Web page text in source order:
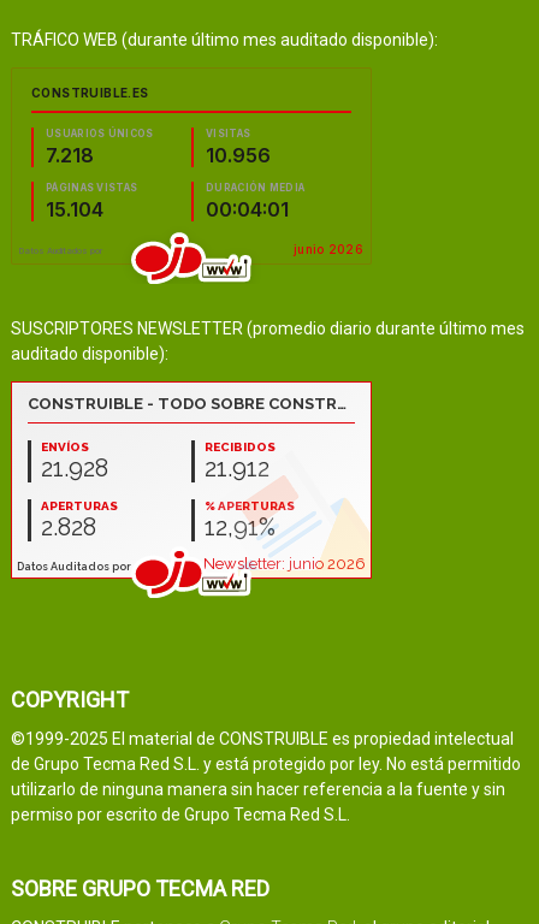
TRÁFICO WEB (durante último mes auditado disponible):
SUSCRIPTORES NEWSLETTER (promedio diario durante último mes
auditado disponible):
COPYRIGHT
©1999-2025 El material de CONSTRUIBLE es propiedad intelectual
de Grupo Tecma Red S.L. y está protegido por ley. No está permitido
utilizarlo de ninguna manera sin hacer referencia a la fuente y sin
permiso por escrito de Grupo Tecma Red S.L.
SOBRE GRUPO TECMA RED